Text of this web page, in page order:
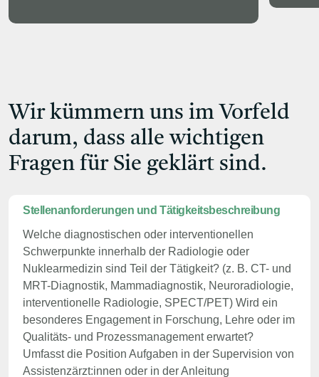
Wir kümmern uns im Vorfeld
darum, dass alle wichtigen
Fragen für Sie geklärt sind.
Stellenanforderungen und Tätigkeitsbeschreibung
Welche diagnostischen oder interventionellen
Schwerpunkte innerhalb der Radiologie oder
Nuklearmedizin sind Teil der Tätigkeit? (z. B. CT- und
MRT-Diagnostik, Mammadiagnostik, Neuroradiologie,
interventionelle Radiologie, SPECT/PET) Wird ein
besonderes Engagement in Forschung, Lehre oder im
Qualitäts- und Prozessmanagement erwartet?
Umfasst die Position Aufgaben in der Supervision von
Assistenzärzt:innen oder in der Anleitung